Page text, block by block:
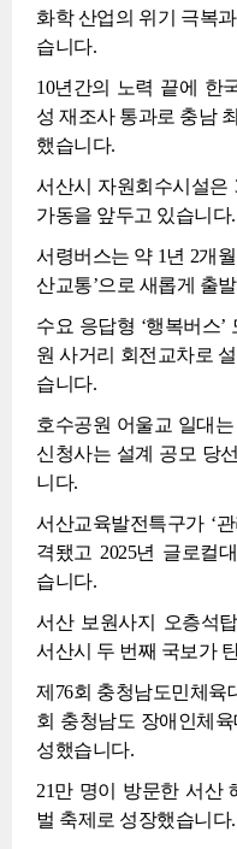
화학 산업의 위기 극복
습니다.
10년간의 노력 끝에 한
성 재조사 통과로 충남
했습니다.
서산시 자원회수시설은
가동을 앞두고 있습니다.
서령버스는 약 1년 2개
산교통’으로 새롭게 출
수요 응답형 ‘행복버스
원 사거리 회전교차로
습니다.
호수공원 어울교 일대
신청사는 설계 공모 당
니다.
서산교육발전특구가 ‘
격됐고 2025년 글로컬
습니다.
서산 보원사지 오층석
서산시 두 번째 국보가
제76회 충청남도민체육
회 충청남도 장애인체
성했습니다.
21만 명이 방문한 서산
벌 축제로 성장했습니다.